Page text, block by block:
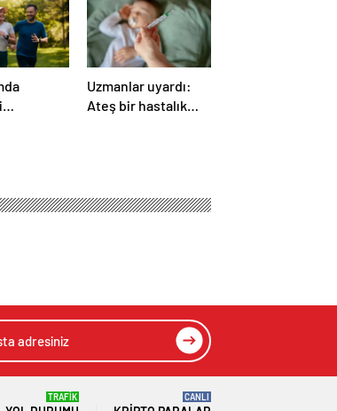
Uzmanlar uyardı:
Ateş bir hastalık
TRAFİK CANLI